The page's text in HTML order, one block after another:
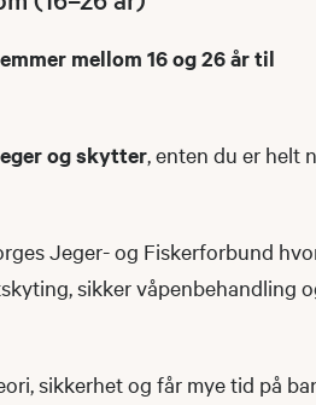
mellom 16 og 26 år til
og skytter, enten du er helt
Jeger- og Fiskerforbund
sikker våpenbehandling
sikkerhet og får mye tid på